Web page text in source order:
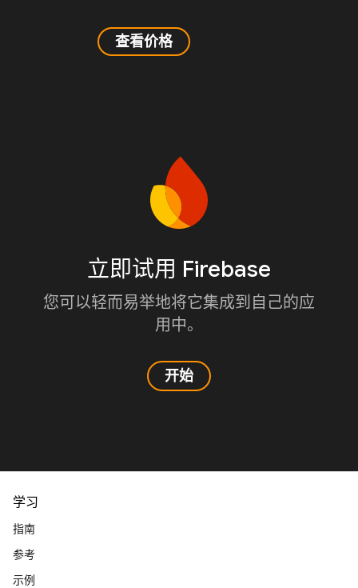
查看价格
立即试用 Firebase
您可以轻而易举地将它集成到自己的应
用中。
开始
学习
指南
参考
示例